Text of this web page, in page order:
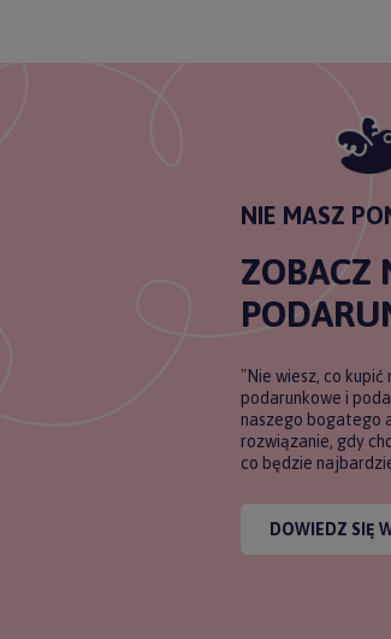
NIE MASZ
ZOBACZ
"Nie wiesz, co
podarunkowe i
naszego bogatego
rozwiązanie, gdy
co będzie
DOWIEDZ SIĘ